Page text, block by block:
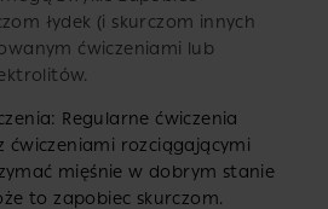
łydek (i skurczom innych
ćwiczeniami lub
Regularne ćwiczenia
ćwiczeniami rozciągającymi
mięśnie w dobrym stanie
to zapobiec skurczom.